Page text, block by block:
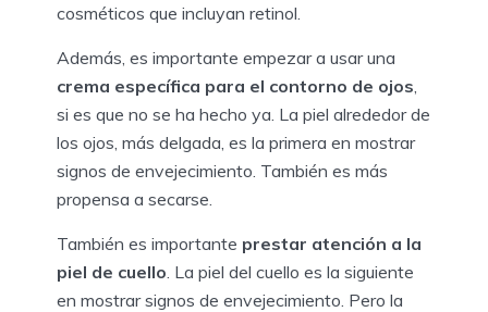
cosméticos que incluyan retinol.
Además, es importante empezar a usar una
crema específica para el contorno de ojos
si es que no se ha hecho ya. La piel alrededor de
los ojos, más delgada, es la primera en mostrar
signos de envejecimiento. También es más
propensa a secarse.
También es importante prestar atención a la
piel de cuello . La piel del cuello es la siguiente
en mostrar signos de envejecimiento. Pero la